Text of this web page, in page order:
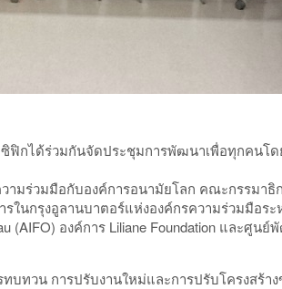
ฟิกได้ร่วมกันจัดประชุมการพัฒนาเพื่อทุกคนโ
ามร่วมมือกับองค์การอนามัยโลก คณะกรรมา
นกรุงอูลานบาตอร์แห่งองค์กรความร่วมมือร
(AIFO) องค์การ Liliane Foundation และศู
วน การปรับงานใหม่และการปรับโครงสร้าง